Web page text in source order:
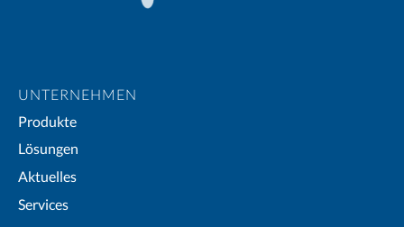
UNTERNEHMEN
Produkte
Lösungen
Aktuelles
Services